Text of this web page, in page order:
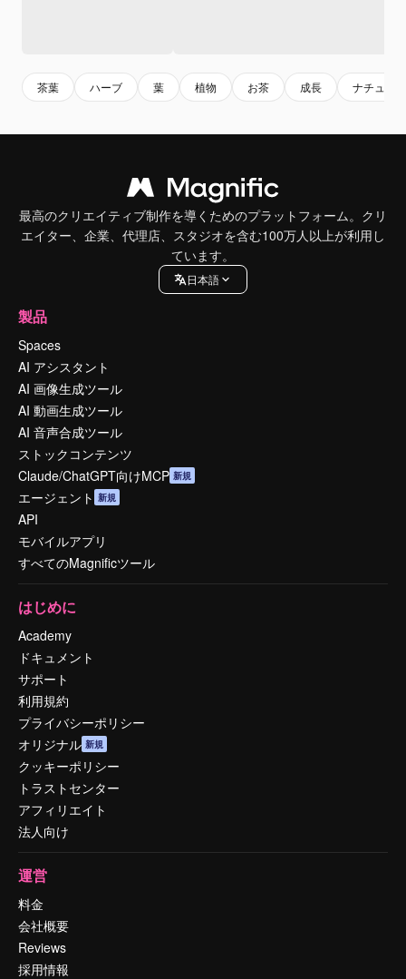
茶葉 ハーブ 葉 植物 お茶 成長 ナチュラル
最高のクリエイティブ制作を導くためのプラットフォーム。クリ
エイター、企業、代理店、スタジオを含む100万人以上が利用し
ています。
日本語
製品
Spaces
AI アシスタント
AI 画像生成ツール
AI 動画生成ツール
AI 音声合成ツール
ストックコンテンツ
Claude/ChatGPT向けMCP 新規
エージェント 新規
API
モバイルアプリ
すべてのMagnificツール
はじめに
Academy
ドキュメント
サポート
利用規約
プライバシーポリシー
オリジナル 新規
クッキーポリシー
トラストセンター
アフィリエイト
法人向け
運営
料金
会社概要
Reviews
採用情報